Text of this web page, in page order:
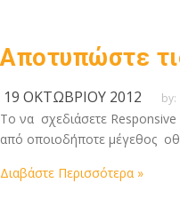
Αποτυπώστε
19 ΟΚΤΩΒΡΊΟΥ 2012 by:
Το να σχεδιάσετε Responsive
από οποιοδήποτε μέγεθος
Διαβάστε Περισσότερα »